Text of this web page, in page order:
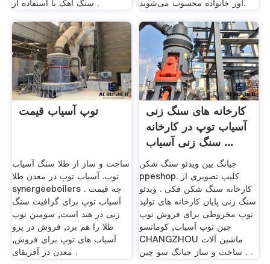
سنگ آهک با استفاده از . آور خانواده محسوب می‌شوند.
توپ آسیاب قیمت
ساخت و ساز از طلا سنگ آسیاب
توپ. آسیاب توپ در معدن طلا
synergeeboilers . چه قیمت
آسیاب توپ برای گرافیت سنگ
زنی در هند است, سومین توپ
طلا را هم برد, فروش در پرو
آسیاب های توپ برای فروش,
معدن در آفریقای .
کارخانه های سنگ زنی
آسیاب توپ در کارخانه
سنگ زنی آسیاب ...
جیانگ یین ویدئو سنگ شکن
ppeshop. کلیپ تصویری از
کارخانه سنگ شکن فکی . ویدئو
سنگ زنی پایان کارخانه های تولید
توپ مخروطی برای فروش توپ
چین توپ آسیاب, کوماتسو
CHANGZHOU ماشین آلات
ساخت و ساز جیانگ سو چین . .